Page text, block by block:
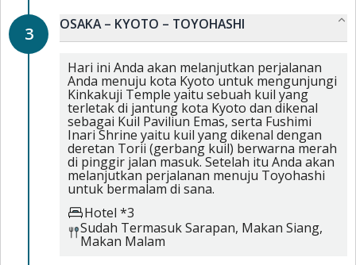
3 OSAKA – KYOTO – TOYOHASHI
Hari ini Anda akan melanjutkan perjalanan
Anda menuju kota Kyoto untuk mengunjungi
Kinkakuji Temple yaitu sebuah kuil yang
terletak di jantung kota Kyoto dan dikenal
sebagai Kuil Paviliun Emas, serta Fushimi
Inari Shrine yaitu kuil yang dikenal dengan
deretan Torii (gerbang kuil) berwarna merah
di pinggir jalan masuk. Setelah itu Anda akan
melanjutkan perjalanan menuju Toyohashi
untuk bermalam di sana.
Hotel *3
Sudah TermasukSarapan, Makan Siang,
Makan Malam